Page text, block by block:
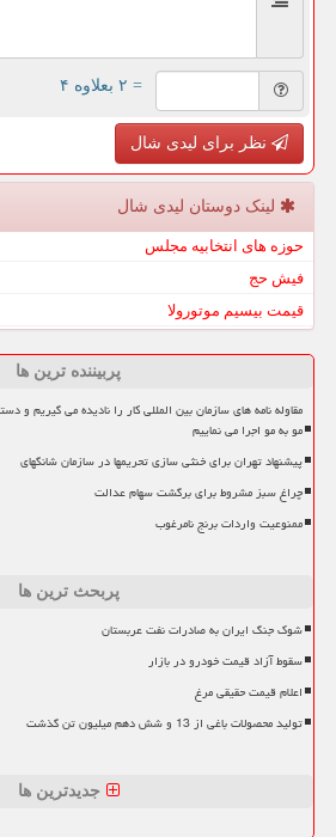
= ۲ بعلاوه ۴
نظر برای لیدی شال
لینک دوستان لیدی شال
حوزه های انتخابیه مجلس
فیش حج
قیمت بیسیم موتورولا
پربیننده ترین ها
مقاوله نامه های سازمان بین المللی کار را نادیده می گیریم و
مو به مو اجرا می نماییم
پیشنهاد تهران برای خنثی سازی تحریمها در سازمان شانگهای
چراغ سبز مشروط برای برگشت سهام عدالت
ممنوعیت واردات برنج نامرغوب
پربحث ترین ها
شوک جنگ ایران به صادرات نفت عربستان
سقوط آزاد قیمت خودرو در بازار
اعلام قیمت حقیقی مرغ
تولید محصولات باغی از 13 و شش دهم میلیون تن گذشت
جدیدترین ها